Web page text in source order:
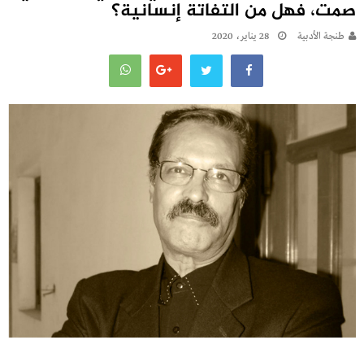
صمت، فهل من التفاتة إنسانية؟
طنجة الأدبية 28 يناير، 2020